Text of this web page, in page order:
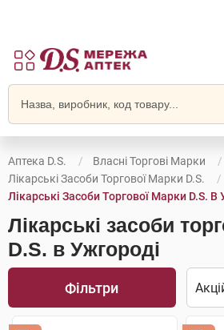
Аптека D.S.
Власні Торгові Марки
Лікарські Засоби Торгової Марки D.S.
Лікарські Засоби Торгової Марки D.S. В
Лікарські засоби
D.S. в Ужгороді
Фільтри